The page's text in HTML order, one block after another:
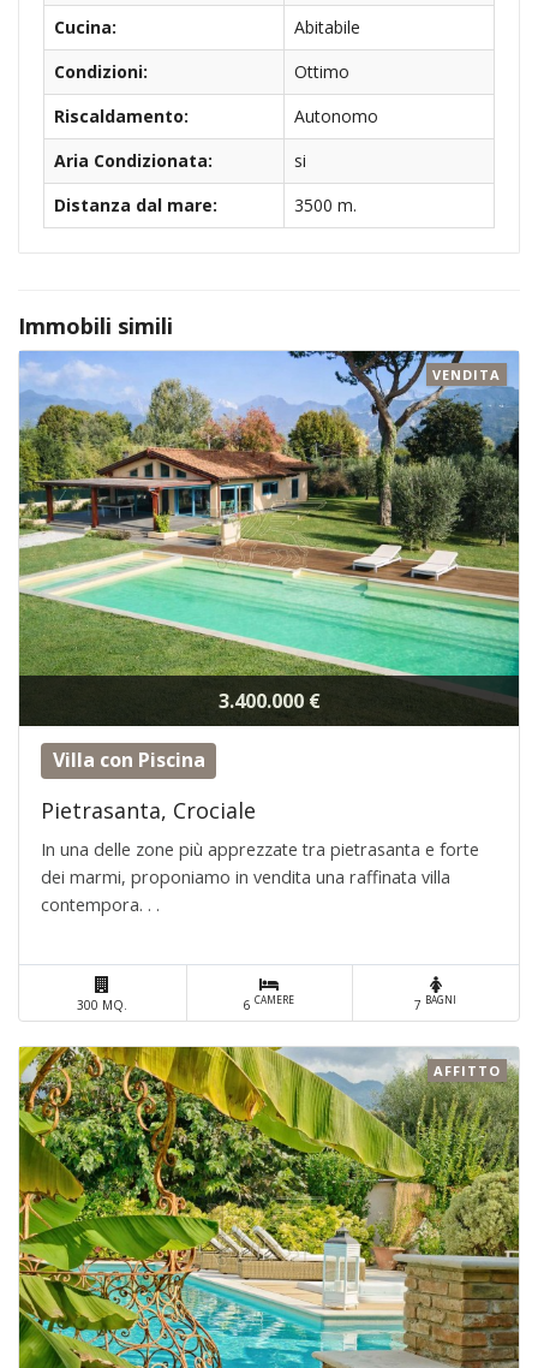
Cucina:
Abitabile
Condizioni:
Ottimo
Riscaldamento:
Autonomo
Aria Condizionata:
si
Distanza dal mare:
3500 m.
Immobili simili
3.400.000 €
VENDITA
Villa con Piscina
Pietrasanta, Crociale
In una delle zone più apprezzate tra pietrasanta e forte
dei marmi, proponiamo in vendita una raffinata villa
contempora. . .
300 MQ. 6CAMERE 7 BAGNI
AFFITTO